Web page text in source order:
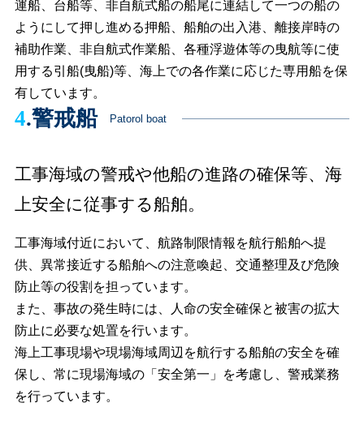
運船、台船等、非自航式船の船尾に連結して一つの船の
ようにして押し進める押船、船舶の出入港、離接岸時の
補助作業、非自航式作業船、各種浮遊体等の曳航等に使
用する引船(曳船)等、海上での各作業に応じた専用船を保
有しています。
4.警戒船 Patorol boat
工事海域の警戒や他船の進路の確保等、海
上安全に従事する船舶。
工事海域付近において、航路制限情報を航行船舶へ提
供、異常接近する船舶への注意喚起、交通整理及び危険
防止等の役割を担っています。
また、事故の発生時には、人命の安全確保と被害の拡大
防止に必要な処置を行います。
海上工事現場や現場海域周辺を航行する船舶の安全を確
保し、常に現場海域の「安全第一」を考慮し、警戒業務
を行っています。